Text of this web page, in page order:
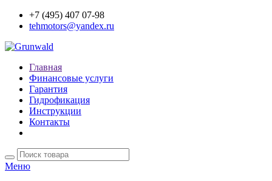
+7 (495) 407 07-98
tehmotors@yandex.ru
Главная
Финансовые услуги
Гарантия
Гидрофикация
Инструкции
Контакты
Меню